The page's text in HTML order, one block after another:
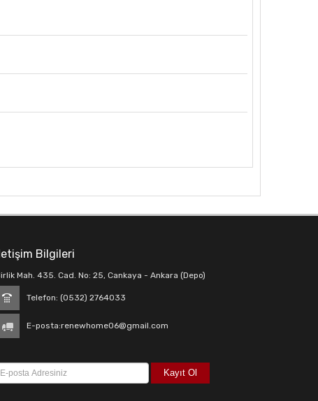
Bilgileri
Mah. 435. Cad. No: 25, Cankaya - Ankara (Depo)
Telefon: (0532) 2764033
E-posta:renewhome06@gmail.com